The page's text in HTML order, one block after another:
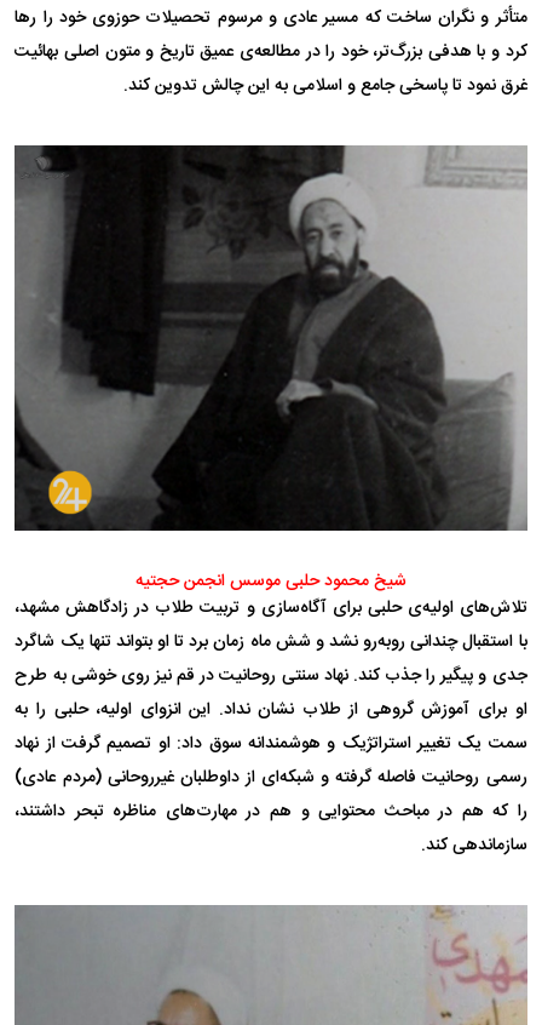
متأثر و نگران ساخت که مسیر عادی و مرسوم تحصیلات حوزوی خود را رها
کرد و با هدفی بزرگ‌تر، خود را در مطالعه‌ی عمیق تاریخ و متون اصلی بهائیت
غرق نمود تا پاسخی جامع و اسلامی به این چالش تدوین کند.
شیخ محمود حلبی موسس انجمن حجتیه
تلاش‌های اولیه‌ی حلبی برای آگاه‌سازی و تربیت طلاب در زادگاهش مشهد،
با استقبال چندانی روبه‌رو نشد و شش ماه زمان برد تا او بتواند تنها یک شاگرد
جدی و پیگیر را جذب کند. نهاد سنتی روحانیت در قم نیز روی خوشی به طرح
او برای آموزش گروهی از طلاب نشان نداد. این انزوای اولیه، حلبی را به
سمت یک تغییر استراتژیک و هوشمندانه سوق داد: او تصمیم گرفت از نهاد
رسمی روحانیت فاصله گرفته و شبکه‌ای از داوطلبان غیرروحانی (مردم عادی)
را که هم در مباحث محتوایی و هم در مهارت‌های مناظره تبحر داشتند،
سازماندهی کند.